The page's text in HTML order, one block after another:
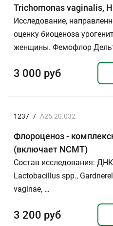
Trichomonas vaginalis,
Исследование,
оценку биоценоза
женщины. Фемофлор
3 000 руб
1237 / A26.20.032
Флороценоз -
(включает NCMT)
Состав исследования:
Lactobacillus spp.,
vaginae, …
3 200 руб